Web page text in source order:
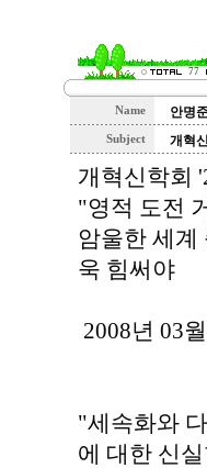
77
Name 안명
Subject 개혁
개혁신학회
"영적 도전
암울한 세계
욱 힘써야
2008년 03
"세속화와
에 대한 신